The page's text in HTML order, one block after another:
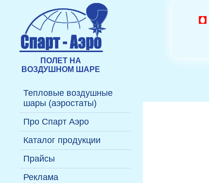
ПОЛЕТ НА
ВОЗДУШНОМ ШАРЕ
Тепловые воздушные
шары (аэростаты)
Подробнее ...
Где полетать на шаре?
Полёт на воздушном
шаре
Купить воздушный шар
Про Спарт Аэро
История
Пресс-релизы
Каталог продукции
Надувные фигуры
Газовые аэростаты
Прайсы
Реклама